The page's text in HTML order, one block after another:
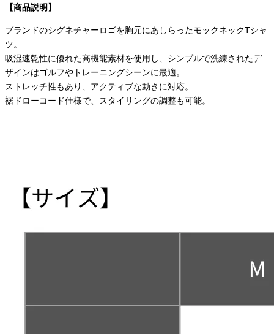
【商品説明】
ブランドのシグネチャーロゴを胸元にあしらったモックネックTシャ
ツ。
吸湿速乾性に優れた高機能素材を使用し、シンプルで洗練されたデ
ザインはゴルフやトレーニングシーンに最適。
ストレッチ性もあり、アクティブな動きに対応。
裾ドローコード仕様で、スタイリングの調整も可能。